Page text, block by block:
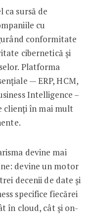
ca sursă de
cu
conformitate
cibernetică și
Platforma
— ERP, HCM,
Intelligence –
clienți în mai mult
devine mai
devine un motor
decenii de date și
specifice fiecărei
în cloud, cât și on-